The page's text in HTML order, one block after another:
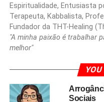
Espiritualidade, Entusiasta
Terapeuta, Kabbalista,
Fundador da THT-Healing
"A minha paixão é trabalhar
melhor"
Sociais